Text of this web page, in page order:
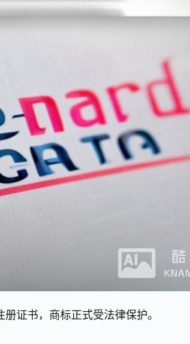
证书，商标正式受法律保护。